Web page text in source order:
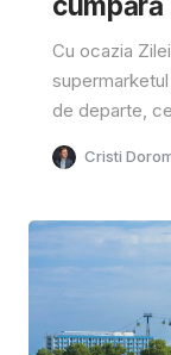
Cu ocazia
de departe,
Cristi